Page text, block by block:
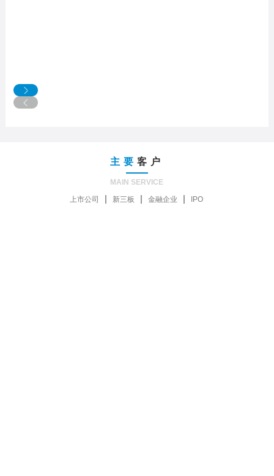
主要 客户
MAIN SERVICE
上市公司
新三板 金融企业 IPO